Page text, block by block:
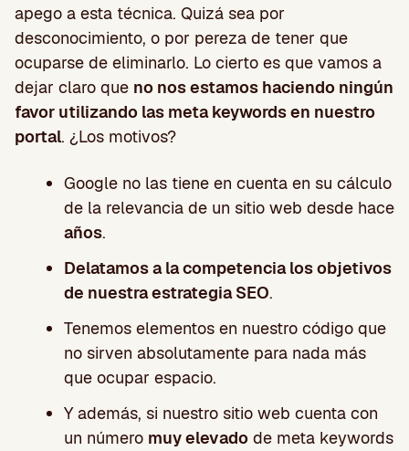
apego a esta técnica. Quizá sea por
desconocimiento, o por pereza de tener que
ocuparse de eliminarlo. Lo cierto es que vamos a
dejar claro que no nos estamos haciendo ningún
favor utilizando las meta keywords en nuestro
portal. ¿Los motivos?
Google no las tiene en cuenta en su cálculo
de la relevancia de un sitio web desde hace
años.
Delatamos a la competencia los objetivos
de nuestra estrategia SEO.
Tenemos elementos en nuestro código que
no sirven absolutamente para nada más
que ocupar espacio.
Y además, si nuestro sitio web cuenta con
un número muy elevado de meta keywords